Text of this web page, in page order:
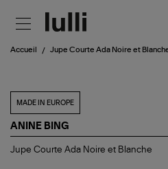
Accueil Jupe Courte Ada Noire et
MADE IN EUROPE
ANINE BING
Jupe
Jupe Courte Ada Noire et Blanche